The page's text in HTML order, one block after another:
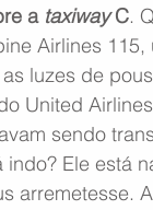
a taxiway C.
Airlines
luzes de
United
sendo
Ele está
arremetesse.